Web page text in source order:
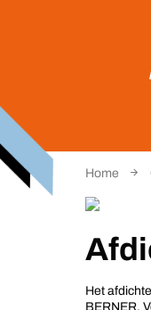
Home
Het
BERNER.